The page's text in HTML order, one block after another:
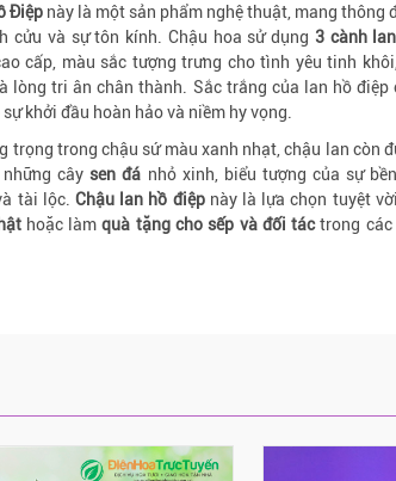
Điệp này là một sản phẩm nghệ thuật, mang thông
cửu và sự tôn kính. Chậu hoa sử dụng 3 cành
cấp, màu sắc tượng trưng cho tình yêu tinh
lòng tri ân chân thành. Sắc trắng của lan hồ điệp
khởi đầu hoàn hảo và niềm hy vọng.
trọng trong chậu sứ màu xanh nhạt, chậu lan còn
câysen đá nhỏ xinh, biểu tượng của sự
tài lộc. Chậu lan hồ điệpnày là lựa chọn tuyệt
hoặc làmquà tặng cho sếp và đối táctrong các